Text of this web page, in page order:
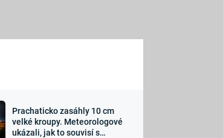
Sledujte nás
Prachaticko zasáhly 10 cm
velké kroupy. Meteorologové
ukázali, jak to souvisí s